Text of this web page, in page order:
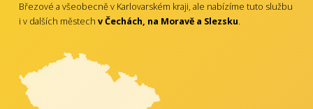
Březové a všeobecně v Karlovarském kraji, ale nabízíme tuto službu
i v dalších městechv Čechách, na Moravě a Slezsku.